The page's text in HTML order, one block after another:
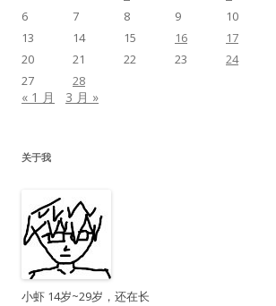
6
7 8 9 10
13
14 15 16 17
20
21 22 23 24
27
28
« 1 月 3 月 »
关于我
小虾 14岁~29岁，还在长